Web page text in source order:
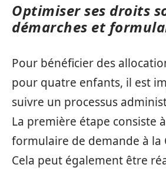
Optimiser ses droits
démarches et
Pour bénéficier des
pour quatre enfants, il est
suivre un processus
La première étape consiste
formulaire de demande à la
Cela peut également être